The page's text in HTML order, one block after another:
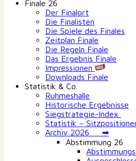
Finale 26
Der Finalort
Die Finalisten
Die Spiele des Finales
Zeitplan Finale
Die Regeln Finale
Das Ergebnis Finale
Impressionen
Downloads Finale
Statistik & Co.
Ruhmeshalle
Historische Ergebnisse
Siegstrategie-Index
Statistik –
Archiv 2026 ➡
Abstimmung 26